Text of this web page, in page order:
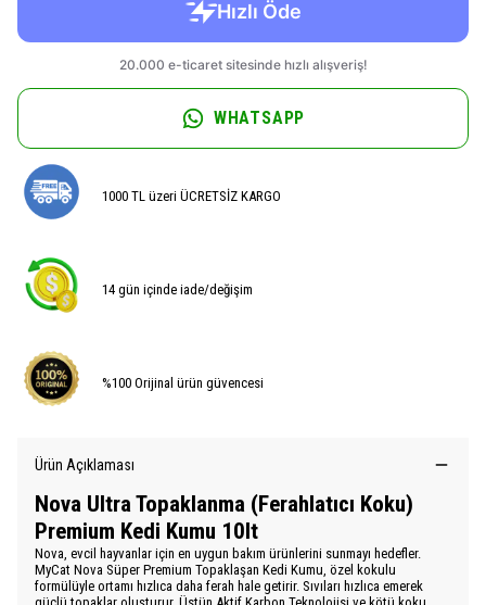
WHATSAPP
1000 TL üzeri ÜCRETSİZ KARGO
14 gün içinde iade/değişim
%100 Orijinal ürün güvencesi
Ürün Açıklaması
Nova Ultra Topaklanma (Ferahlatıcı Koku)
Premium Kedi Kumu 10lt
Nova, evcil hayvanlar için en uygun bakım ürünlerini sunmayı hedefler.
MyCat Nova Süper Premium Topaklaşan Kedi Kumu, özel kokulu
formülüyle ortamı hızlıca daha ferah hale getirir. Sıvıları hızlıca emerek